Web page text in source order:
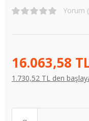
Yorum
16.063,58
1.730,52 TL den